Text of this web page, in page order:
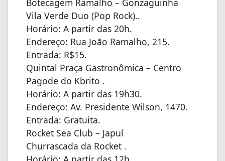
Botecagem Ramalho – Gonzaguinha
Vila Verde Duo (Pop Rock)..
Horário: A partir das 20h.
Endereço: Rua João Ramalho, 215.
Entrada: R$15.
Quintal Praça Gastronômica – Centro
Pagode do Kbrito .
Horário: A partir das 19h30.
Endereço: Av. Presidente Wilson, 1470.
Entrada: Gratuita.
Rocket Sea Club – Japuí
Churrascada da Rocket .